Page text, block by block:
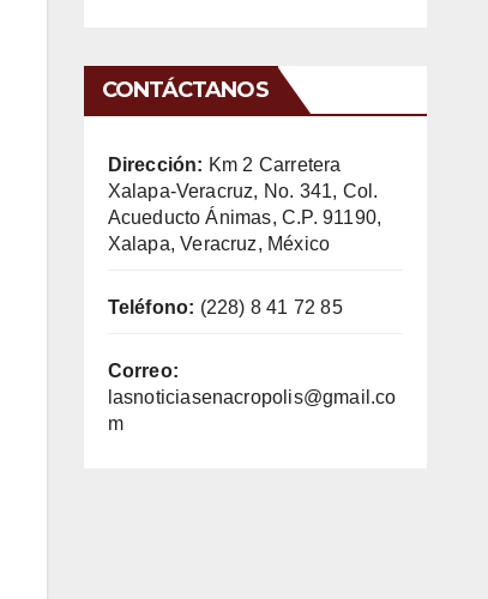
CONTÁCTANOS
Dirección: Km 2 Carretera
Xalapa-Veracruz, No. 341, Col.
Acueducto Ánimas, C.P. 91190,
Xalapa, Veracruz, México
Teléfono: (228) 8 41 72 85
Correo:
lasnoticiasenacropolis@gmail.co
m